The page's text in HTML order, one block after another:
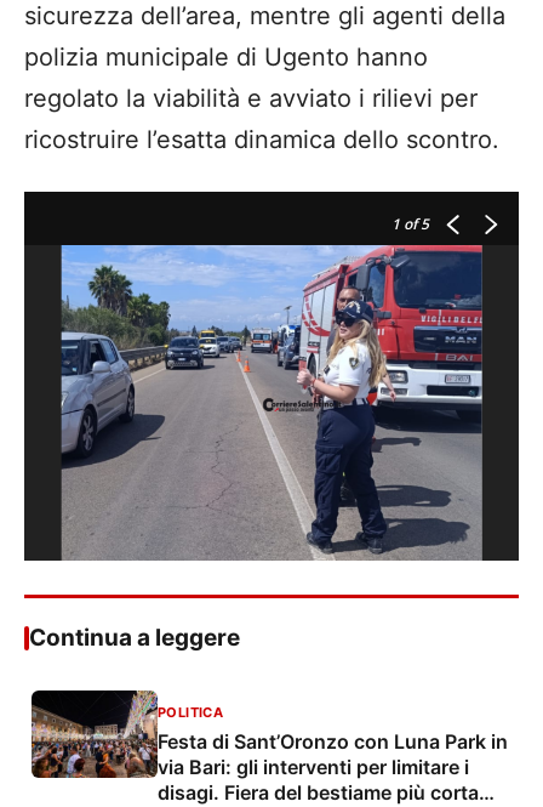
sicurezza dell’area, mentre gli agenti della
polizia municipale di Ugento hanno
regolato la viabilità e avviato i rilievi per
ricostruire l’esatta dinamica dello scontro.
1 of 5
Continua a leggere
POLITICA
Festa di Sant’Oronzo con Luna Park in
via Bari: gli interventi per limitare i
disagi. Fiera del bestiame più corta